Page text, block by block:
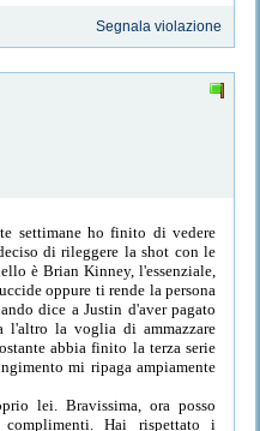
Segnala violazione
settimane ho finito di vedere
di rileggere la shot con le
è Brian Kinney, l'essenziale,
oppure ti rende la persona
dice a Justin d'aver pagato
l'altro la voglia di ammazzare
abbia finito la terza serie
mi ripaga ampiamente
lei. Bravissima, ora posso
Hai rispettato i